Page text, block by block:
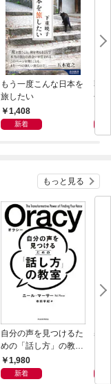
もう一度こんな日本を
旅したい
1,408
新着
朝
分
もっと見る
自分の声を見つけるた
めの「話し方」の教
室 Ｏｒａｃｙ（オラ
シー）
1,980
新着
基